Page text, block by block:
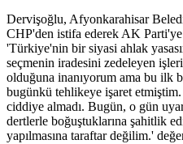
Dervişoğlu, Afyonkarahisar
CHP'den istifa ederek AK Parti'ye
'Türkiye'nin bir siyasi ahlak
seçmenin iradesini zedeleyen
olduğuna inanıyorum ama bu ilk
bugünkü tehlikeye işaret etmiştim.
ciddiye almadı. Bugün, o gün
dertlerle boğuştuklarına şahitlik
yapılmasına taraftar değilim.'